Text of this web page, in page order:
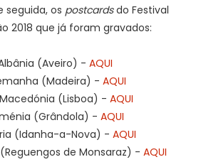
seguida, os postcardsdo Festival
2018 que já foram gravados:
(Aveiro) - AQUI
(Madeira) - AQUI
Macedónia (Lisboa) - AQUI
(Grândola) - AQUI
(Idanha-a-Nova) - AQUI
de Monsaraz) - AQUI